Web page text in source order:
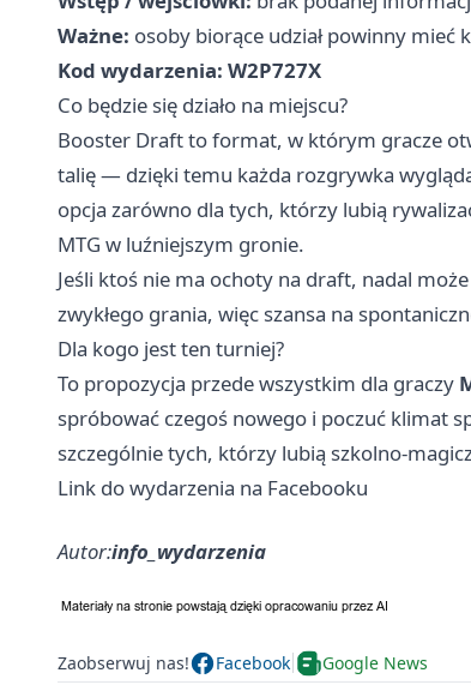
Ważne: osoby biorące udział powinny mieć
Kod wydarzenia: W2P727X
Co będzie się działo na miejscu?
Booster Draft to format, w którym gracze
talię — dzięki temu każda rozgrywka
opcja zarówno dla tych, którzy lubią
MTG w luźniejszym gronie.
Jeśli ktoś nie ma ochoty na draft, nadal
zwykłego grania, więc szansa na
Dla kogo jest ten turniej?
To propozycja przede wszystkim dla graczy
spróbować czegoś nowego i poczuć klimat
szczególnie tych, którzy lubią szkolno-
Link do wydarzenia na Facebooku
Autor:info_wydarzenia
Zaobserwuj nas! Facebook Google News